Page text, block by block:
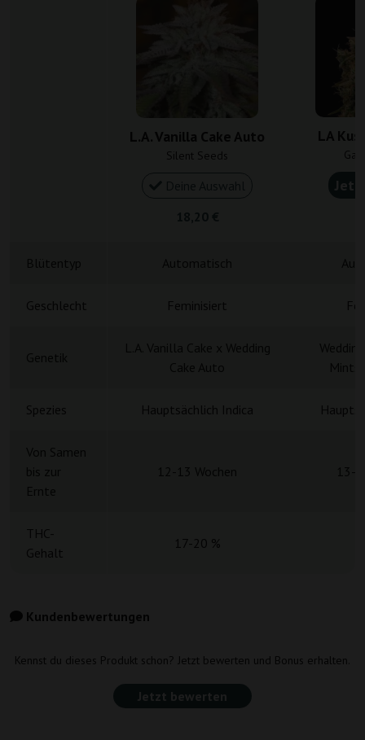
L.A. Vanilla Cake Auto
Silent Seeds
LA
Geschlecht Feminisiert
Spezies Hauptsächlich Indica
THC-
Gehalt
17-20 %
Kundenbewertungen
Kennst du dieses Produkt schon? Jetzt bewerten und Bonus erhalten.
Jetzt bewerten